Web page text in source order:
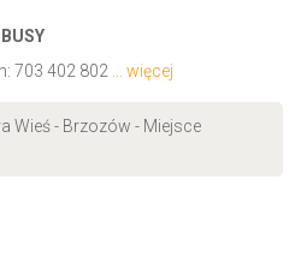
703 402 802 ... więcej
Wieś - Brzozów - Miejsce